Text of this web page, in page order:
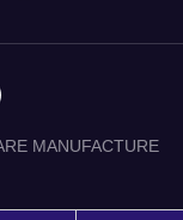
MANUFACTURE